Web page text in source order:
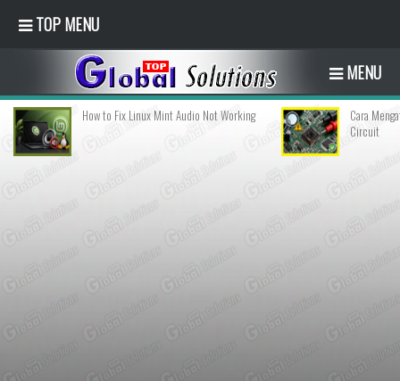
TOP MENU
MENU
How to Fix Linux Mint Audio Not Working
Cara Mengatasi IC
Circuit